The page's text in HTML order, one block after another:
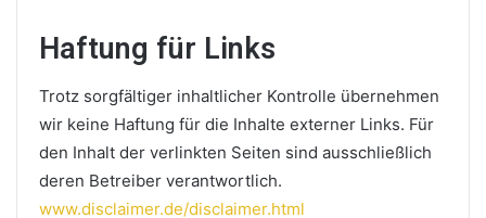
Haftung für Links
Trotz sorgfältiger inhaltlicher Kontrolle übernehmen
wir keine Haftung für die Inhalte externer Links. Für
den Inhalt der verlinkten Seiten sind ausschließlich
deren Betreiber verantwortlich.
www.disclaimer.de/disclaimer.html